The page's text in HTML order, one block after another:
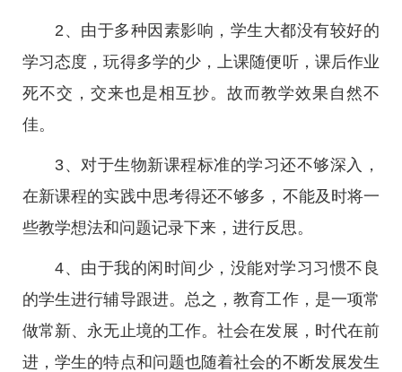
2、由于多种因素影响，学生大都没有较好的
学习态度，玩得多学的少，上课随便听，课后作业
死不交，交来也是相互抄。故而教学效果自然不
佳。
3、对于生物新课程标准的学习还不够深入，
在新课程的实践中思考得还不够多，不能及时将一
些教学想法和问题记录下来，进行反思。
4、由于我的闲时间少，没能对学习习惯不良
的学生进行辅导跟进。总之，教育工作，是一项常
做常新、永无止境的工作。社会在发展，时代在前
进，学生的特点和问题也随着社会的不断发展发生